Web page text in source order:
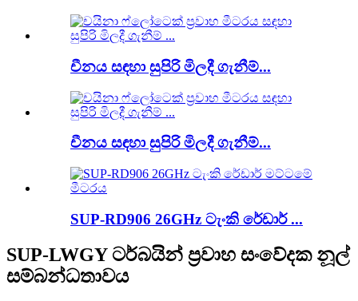
චීනය සඳහා සුපිරි මිලදී ගැනීම්...
චීනය සඳහා සුපිරි මිලදී ගැනීම්...
SUP-RD906 26GHz ටැංකි රේඩාර් ...
SUP-LWGY ටර්බයින් ප්‍රවාහ සංවේදක නූල්
සම්බන්ධතාවය